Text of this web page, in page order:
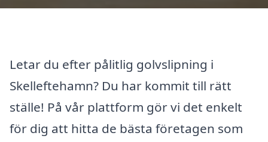
Letar du efter pålitlig golvslipning i
Skelleftehamn? Du har kommit till rätt
ställe! På vår plattform gör vi det enkelt
för dig att hitta de bästa företagen som